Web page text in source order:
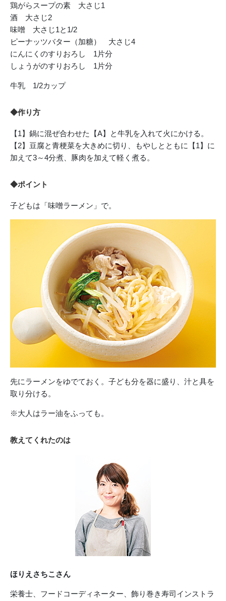
鶏がらスープの素 大さじ1
酒 大さじ2
味噌 大さじ1と1/2
ピーナッツバター（加糖） 大さじ4
にんにくのすりおろし 1片分
しょうがのすりおろし 1片分
牛乳 1/2カップ
◆作り方
【1】鍋に混ぜ合わせた【A】と牛乳を入れて火にかける。
【2】豆腐と青梗菜を大きめに切り、もやしとともに【1】に
加えて3～4分煮、豚肉を加えて軽く煮る。
◆ポイント
子どもは「味噌ラーメン」で。
先にラーメンをゆでておく。子ども分を器に盛り、汁と具を
取り分ける。
※大人はラー油をふっても。
教えてくれたのは
ほりえさちこさん
栄養士、フードコーディネーター、飾り巻き寿司インストラ